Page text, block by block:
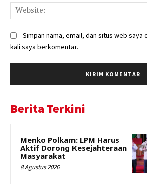
Simpan nama, email, dan situs web saya
kali saya berkomentar.
Berita Terkini
Menko Polkam: LPM Harus
Aktif Dorong Kesejahteraan
Masyarakat
8 Agustus 2026